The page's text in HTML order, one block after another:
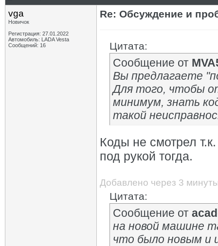
vga
Новичок
Регистрация: 27.01.2022
Автомобиль: LADA Vesta
Сообщений: 16
Re: Обсуждение и
Цитата:
Сообщение от
Вы предлагаете
Для того, чтобы
минимум, знать
такой
Коды не смотрел
под рукой тогда.
Добавлено через 3
Цитата:
Сообщение от
на новой машине
что было новым и